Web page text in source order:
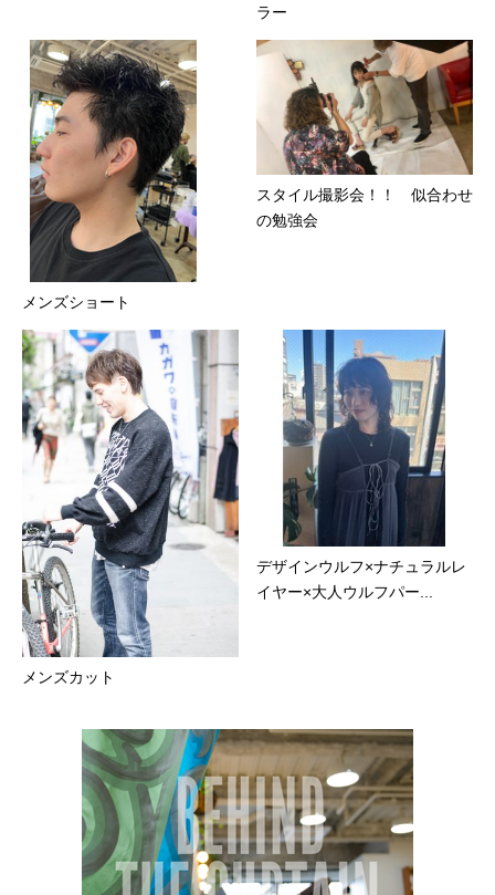
ラー
メンズショート
スタイル撮影会！！ 似合わせ
の勉強会
メンズカット
デザインウルフ×ナチュラルレ
イヤー×大人ウルフパー...